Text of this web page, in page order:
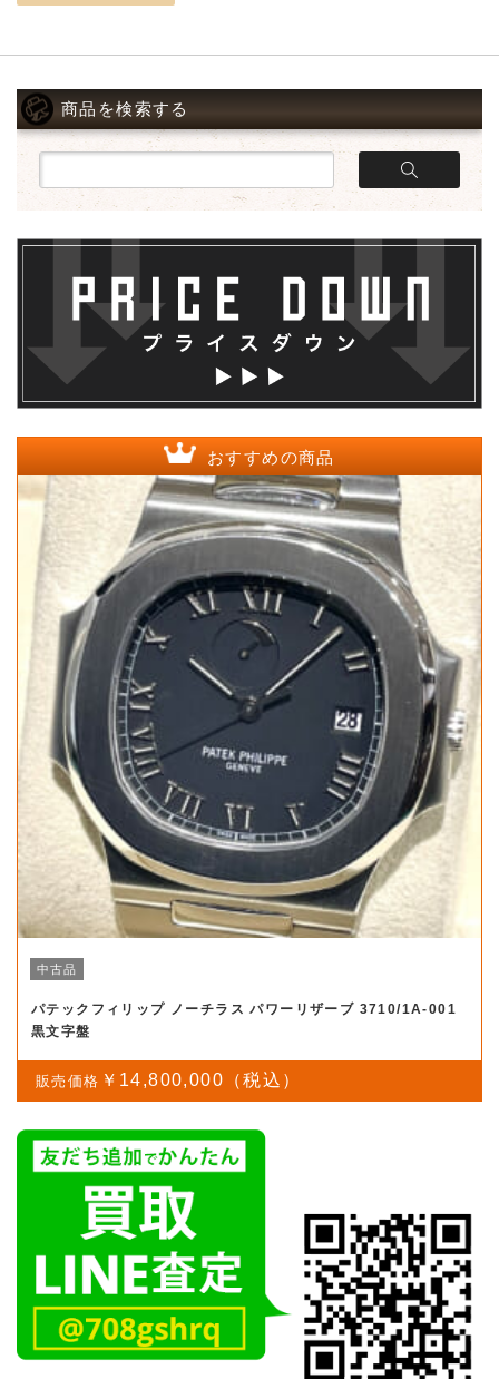
商品を検索する
おすすめの商品
中古品
パテックフィリップ ノーチラス パワーリザーブ 3710/1A-001
黒文字盤
￥14,800,000